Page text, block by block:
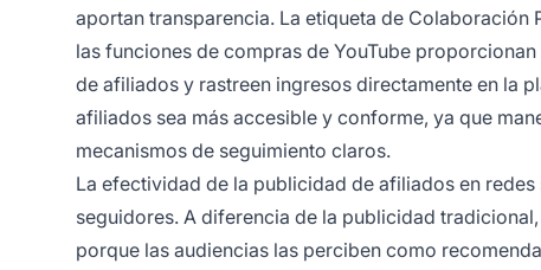
aportan transparencia. La etiqueta de
las funciones de compras de YouTube
de afiliados y rastreen ingresos directamente en la
afiliados sea más accesible y conforme, ya que
mecanismos de seguimiento claros.
La efectividad de la publicidad de afiliados en
seguidores. A diferencia de la publicidad
porque las audiencias las perciben como